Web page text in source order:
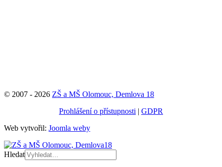
© 2007 - 2026 ZŠ a MŠ Olomouc, Demlova 18
Prohlášení o přístupnosti | GDPR
Web vytvořil: Joomla weby
Hledat